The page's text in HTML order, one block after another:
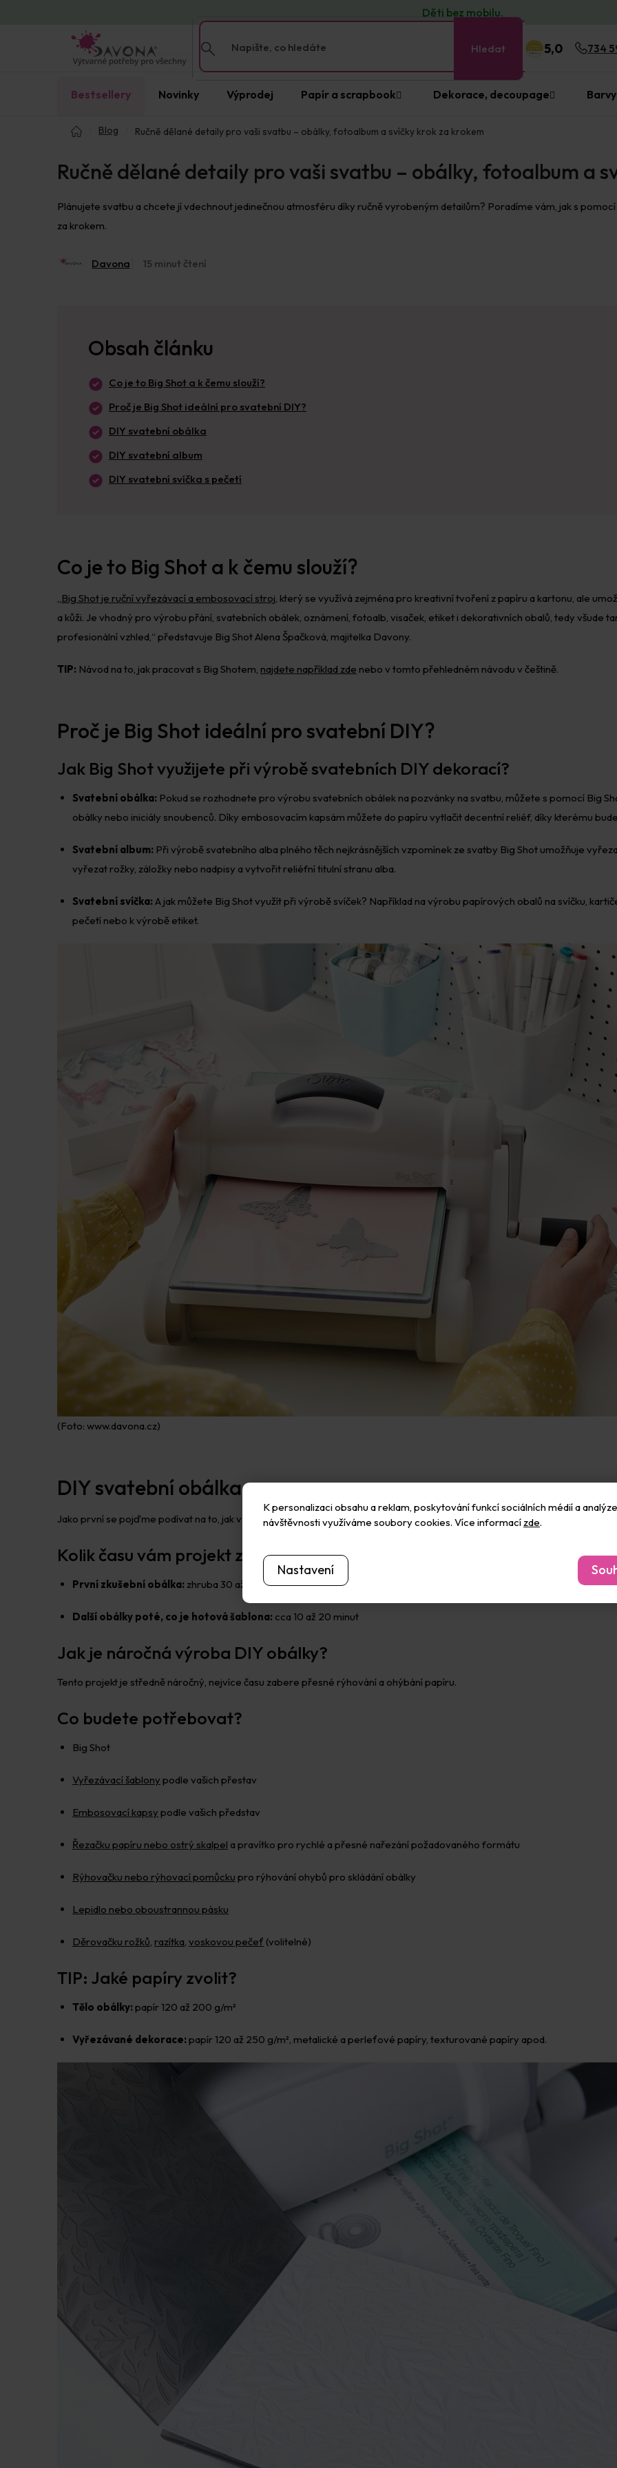
K personalizaci obsahu a reklam, poskytování funkcí sociálních médií a
návštěvnosti využíváme soubory cookies. Více informací zde.
Nastavení
Děti bez mobilu.
Hledat 5,0 734
Bestsellery Novinky Výprodej Papír a scrapbook Dekorace, decoupage
Blog Ručně dělané detaily pro vaši svatbu – obálky, fotoalbum a svíčky krok za krokem
Ručně dělané detaily pro vaši svatbu – obálky, fotoalbum a
Plánujete svatbu a chcete jí vdechnout jedinečnou atmosféru díky ručně vyrobeným detailům? Poradíme vám, jak s
za krokem.
Davona 15 minut čtení
Obsah článku
Co je to Big Shot a k čemu slouží?
Proč je Big Shot ideální pro svatební DIY?
DIY svatební obálka
DIY svatební album
DIY svatební svíčka s pečetí
Co je to Big Shot a k čemu slouží?
„Big Shot je ruční vyřezávací a embosovací stroj, který se využívá zejména pro kreativní tvoření z papíru a kartonu, ale
a kůži. Je vhodný pro výrobu přání, svatebních obálek, oznámení, fotoalb, visaček, etiket i dekorativních obalů, tedy všude
profesionální vzhled,“ představuje Big Shot Alena Špačková, majitelka Davony.
TIP: Návod na to, jak pracovat s Big Shotem, najdete například zde nebo v tomto přehledném návodu v češtině.
Proč je Big Shot ideální pro svatební DIY?
Jak Big Shot využijete při výrobě svatebních DIY dekorací?
Svatební obálka: Pokud se rozhodnete pro výrobu svatebních obálek na pozvánky na svatbu, můžete s pomocí Big
obálky nebo iniciály snoubenců. Díky embosovacím kapsám můžete do papíru vytlačit decentní reliéf, díky kterému
Svatební album: Při výrobě svatebního alba plného těch nejkrásnějších vzpomínek ze svatby Big Shot umožňuje
vyřezat rožky, záložky nebo nadpisy a vytvořit reliéfní titulní stranu alba.
Svatební svíčka: A jak můžete Big Shot využít při výrobě svíček? Například na výrobu papírových obalů na svíčku,
pečetí nebo k výrobě etiket.
(Foto: www.davona.cz)
DIY svatební obálka
Jako první se pojďme podívat na to, jak vyrobit nezaměnitelné svatební obálky, které okouzlí vaše svatební hosty a budou
Kolik času vám projekt zabere?
První zkušební obálka: zhruba 30 až 60 minut
Další obálky poté, co je hotová šablona: cca 10 až 20 minut
Jak je náročná výroba DIY obálky?
Tento projekt je středně náročný, nejvíce času zabere přesné rýhování a ohýbání papíru.
Co budete potřebovat?
Big Shot
Vyřezávací šablony podle vašich přestav
Embosovací kapsy podle vašich představ
Řezačku papíru nebo ostrý skalpel a pravítko pro rychlé a přesné nařezání požadovaného formátu
Rýhovačku nebo rýhovací pomůcku pro rýhování ohybů pro skládání obálky
Lepidlo nebo oboustrannou pásku
Děrovačku rožků, razítka, voskovou pečeť (volitelné)
TIP: Jaké papíry zvolit?
Tělo obálky: papír 120 až 200 g/m²
Vyřezávané dekorace: papír 120 až 250 g/m², metalické a perleťové papíry, texturované papíry apod.